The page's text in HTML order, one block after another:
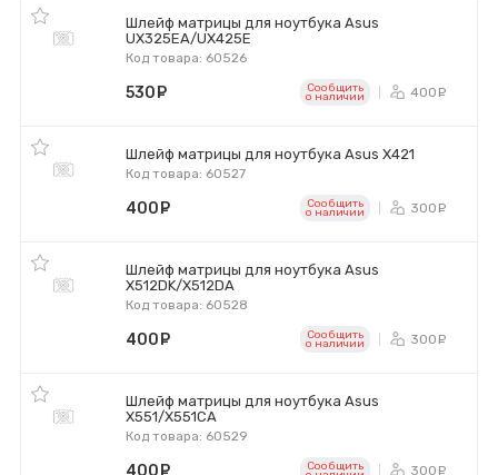
Шлейф матрицы для ноутбука Asus
UX325EA/UX425E
Код товара: 60526
530 Сообщить
o наличии 400
Шлейф матрицы для ноутбука Asus X421
Код товара: 60527
400 Сообщить
o наличии 300
Шлейф матрицы для ноутбука Asus
X512DK/X512DA
Код товара: 60528
400 Сообщить
o наличии 300
Шлейф матрицы для ноутбука Asus
X551/X551CA
Код товара: 60529
Сообщить 300